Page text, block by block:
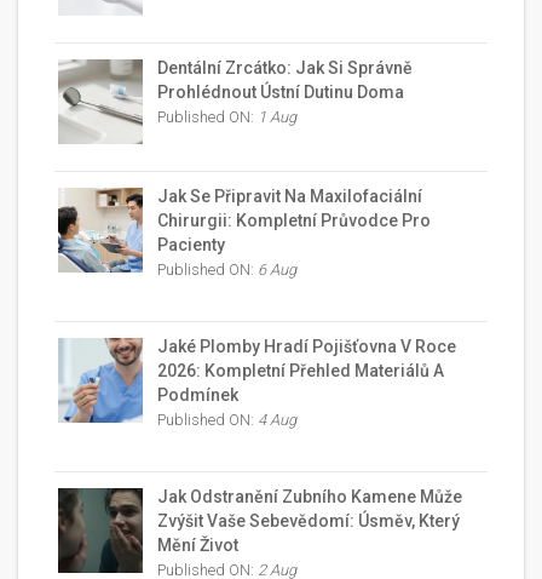
Dentální Zrcátko: Jak Si Správně
Prohlédnout Ústní Dutinu Doma
Published ON: 1 Aug
Jak Se Připravit Na Maxilofaciální
Chirurgii: Kompletní Průvodce Pro
Pacienty
Published ON: 6 Aug
Jaké Plomby Hradí Pojišťovna V Roce
2026: Kompletní Přehled Materiálů A
Podmínek
Published ON: 4 Aug
Jak Odstranění Zubního Kamene Může
Zvýšit Vaše Sebevědomí: Úsměv, Který
Mění Život
Published ON: 2 Aug